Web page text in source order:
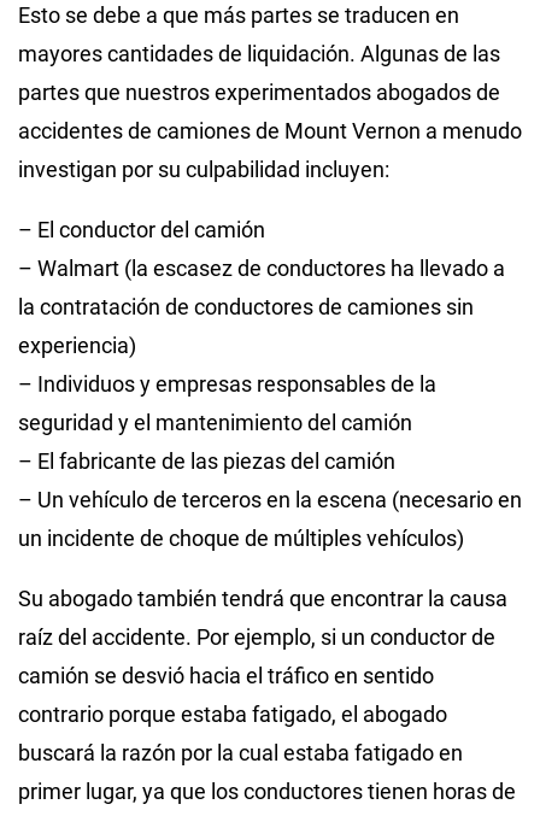
Esto se debe a que más partes se traducen en
mayores cantidades de liquidación. Algunas de las
partes que nuestros experimentados abogados de
accidentes de camiones de Mount Vernon a menudo
investigan por su culpabilidad incluyen:
– El conductor del camión
– Walmart (la escasez de conductores ha llevado a
la contratación de conductores de camiones sin
experiencia)
– Individuos y empresas responsables de la
seguridad y el mantenimiento del camión
– El fabricante de las piezas del camión
– Un vehículo de terceros en la escena (necesario en
un incidente de choque de múltiples vehículos)
Su abogado también tendrá que encontrar la causa
raíz del accidente. Por ejemplo, si un conductor de
camión se desvió hacia el tráfico en sentido
contrario porque estaba fatigado, el abogado
buscará la razón por la cual estaba fatigado en
primer lugar, ya que los conductores tienen horas de